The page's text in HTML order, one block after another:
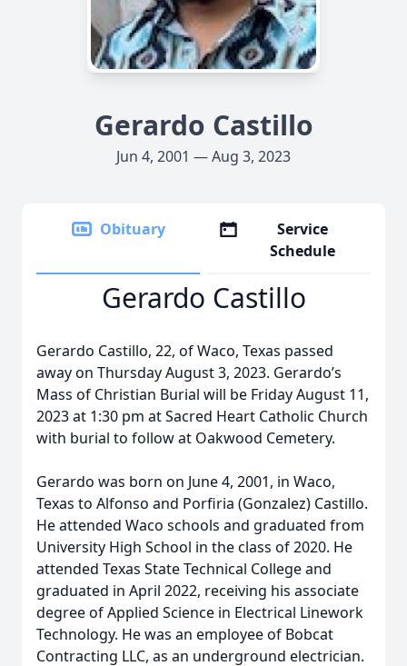
Gerardo Castillo
Jun 4, 2001 — Aug 3, 2023
Obituary
Service
Schedule
Gerardo Castillo
Gerardo Castillo, 22, of Waco, Texas passed
away on Thursday August 3, 2023. Gerardo’s
Mass of Christian Burial will be Friday August 11,
2023 at 1:30 pm at Sacred Heart Catholic Church
with burial to follow at Oakwood Cemetery.
Gerardo was born on June 4, 2001, in Waco,
Texas to Alfonso and Porfiria (Gonzalez) Castillo.
He attended Waco schools and graduated from
University High School in the class of 2020. He
attended Texas State Technical College and
graduated in April 2022, receiving his associate
degree of Applied Science in Electrical Linework
Technology. He was an employee of Bobcat
Contracting LLC, as an underground electrician.